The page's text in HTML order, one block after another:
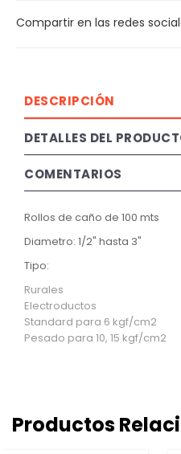
Compartir en las redes
DESCRIPCIÓN
DETALLES DEL
COMENTARIOS
Rollos de caño de 100 mts
Diametro: 1/2" hasta 3"
Tipo:
Rurales
Electroductos
Standard para 6 kgf/cm2
Pesado para 10, 15 kgf/cm2
Productos